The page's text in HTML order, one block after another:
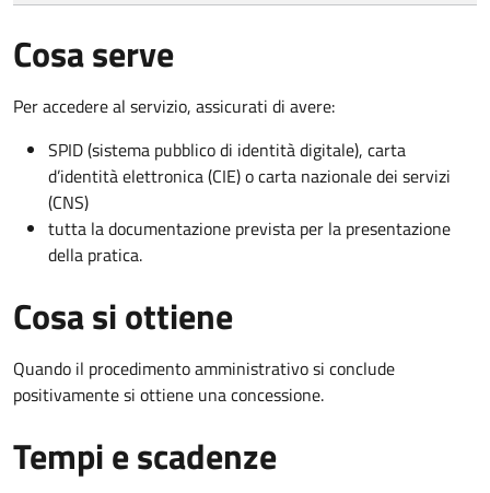
Cosa serve
Per accedere al servizio, assicurati di avere:
SPID (sistema pubblico di identità digitale), carta
d’identità elettronica (CIE) o carta nazionale dei servizi
(CNS)
tutta la documentazione prevista per la presentazione
della pratica.
Cosa si ottiene
Quando il procedimento amministrativo si conclude
positivamente si ottiene una concessione.
Tempi e scadenze